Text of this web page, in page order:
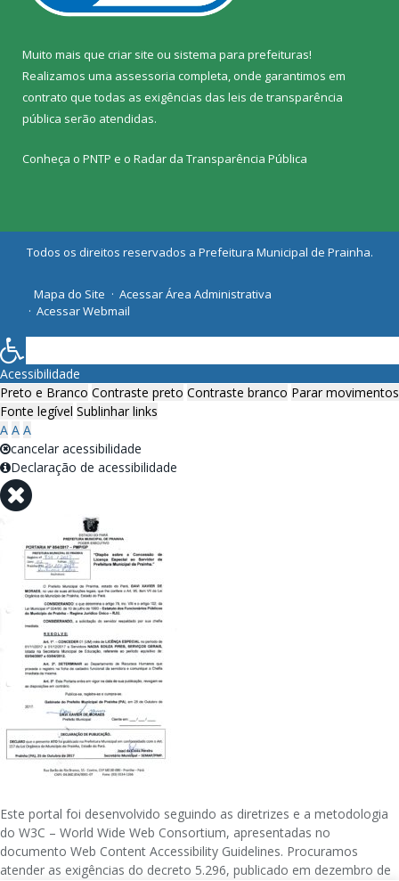
Muito mais que criar site ou sistema para prefeituras!
Realizamos uma assessoria completa, onde garantimos em
contrato que todas as exigências das leis de transparência
pública serão atendidas.
Conheça o PNTP e o Radar da Transparência Pública
Todos os direitos reservados a Prefeitura Municipal de Prainha.
Mapa do Site
Acessar Área Administrativa
Acessar Webmail
Acessibilidade
Preto e Branco Contraste preto Contraste branco Parar movimentos
Fonte legível Sublinhar links
A A A
cancelar acessibilidade
Declaração de acessibilidade
Este portal foi desenvolvido seguindo as diretrizes e a metodologia
do W3C – World Wide Web Consortium, apresentadas no
documento Web Content Accessibility Guidelines. Procuramos
atender as exigências do decreto 5.296, publicado em dezembro de